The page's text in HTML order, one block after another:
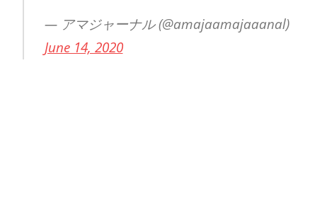
— アマジャーナル (@amajaamajaaanal)
June 14, 2020